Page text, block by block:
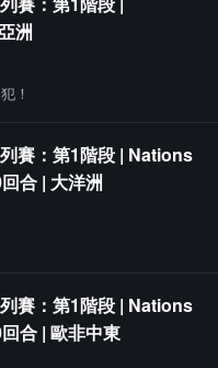
洲
！
賽：第1階段 | Nations
合 | 大洋洲
賽：第1階段 | Nations
合 | 歐非中東